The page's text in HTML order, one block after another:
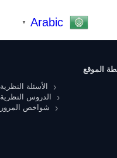
Arabic
▼
الموقع
الأسئلة النظرية
الدروس النظرية
شواخص المرور